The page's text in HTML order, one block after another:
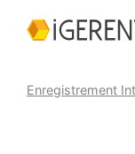
Enregistrement